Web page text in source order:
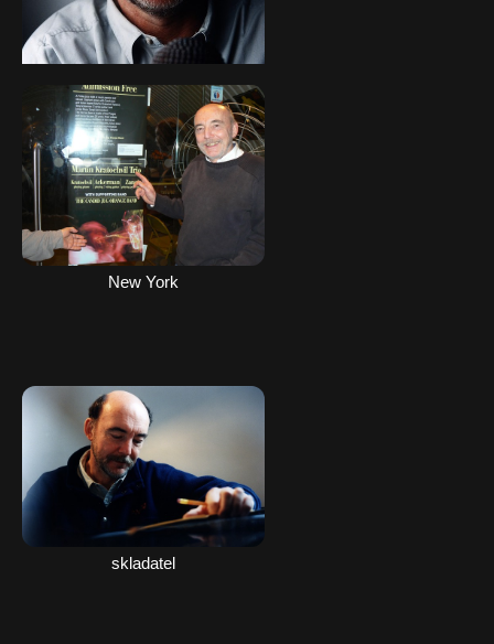
M.K.
New York
skladatel